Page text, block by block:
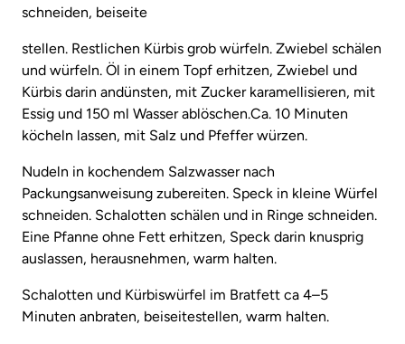
schneiden, beiseite
stellen. Restlichen Kürbis grob würfeln. Zwiebel schälen
und würfeln. Öl in einem Topf erhitzen, Zwiebel und
Kürbis darin andünsten, mit Zucker karamellisieren, mit
Essig und 150 ml Wasser ablöschen.Ca. 10 Minuten
köcheln lassen, mit Salz und Pfeffer würzen.
Nudeln in kochendem Salzwasser nach
Packungsanweisung zubereiten. Speck in kleine Würfel
schneiden. Schalotten schälen und in Ringe schneiden.
Eine Pfanne ohne Fett erhitzen, Speck darin knusprig
auslassen, herausnehmen, warm halten.
Schalotten und Kürbiswürfel im Bratfett ca 4–5
Minuten anbraten, beiseitestellen, warm halten.